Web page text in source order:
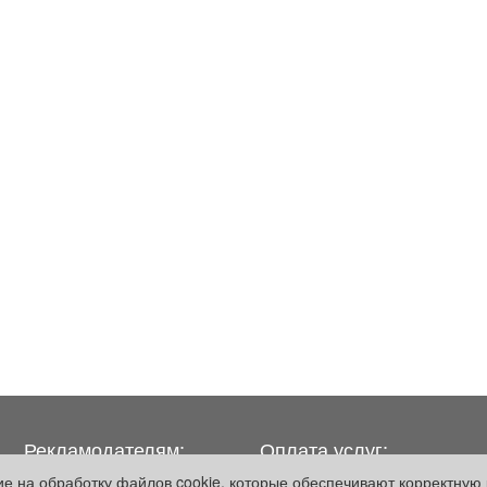
на обработку файлов cookie, которые обеспечивают корректную
Рекламодателям: Оплата услуг: